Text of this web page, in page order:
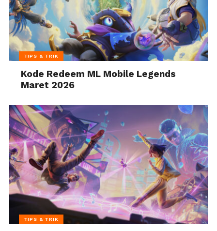
TIPS & TRIK
Kode Redeem ML Mobile Legends
Maret 2026
TIPS & TRIK